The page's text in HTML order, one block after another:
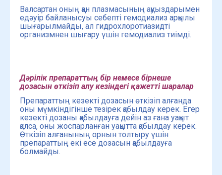
Валсартан оның қан плазмасының ақуыздарымен
едәуір байланысуы себепті гемодиализ арқылы
шығарылмайды, ал гидрохлоротиазидті
организмнен шығару үшін гемодиализ тиімді.
Дәрілік препараттың бір немесе бірнеше
дозасын өткізіп алу кезіндегі қажетті шаралар
Препараттың кезекті дозасын өткізіп алғанда
оны мүмкіндігінше тезірек қабылдау керек. Егер
кезекті дозаны қабылдауға дейін аз ғана уақыт
қалса, оны жоспарланған уақытта қабылдау керек.
Өткізіп алғанының орнын толтыру үшін
препараттың екі есе дозасын қабылдауға
болмайды.